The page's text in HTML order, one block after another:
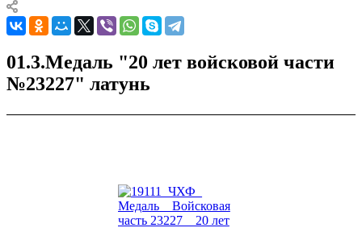
01.3.Медаль "20 лет войсковой части
№23227" латунь